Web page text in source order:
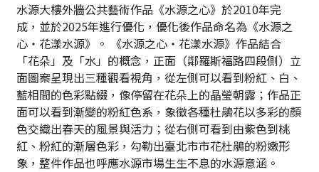
水源大樓外牆公共藝術作品《水源之心》於2010年完
成，並於2025年進行優化，優化後作品命名為《水源之
心‧花漾水源》。 《水源之心‧花漾水源》作品結合
「花朵」及「水」的概念，正面（鄰羅斯福路四段側）立
面圖案呈現出三種觀看視角，從左側可以看到粉紅、白、
藍相間的色彩點綴，像停留在花朵上的晶瑩朝露；作品正
面可以看到漸變的粉紅色系，象徵各種杜鵑花以多彩的顏
色交織出春天的風景與活力；從右側可看到由紫色到桃
紅、粉紅的漸層色彩，勾勒出臺北市市花杜鵑的粉嫩形
象，整件作品也呼應水源市場生生不息的水源意涵。